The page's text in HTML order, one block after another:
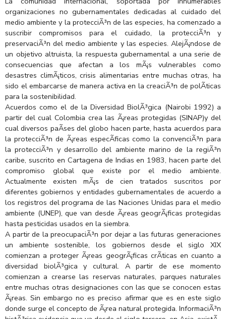
organizaciones no gubernamentales dedicadas al cuidado del
medio ambiente y la protecciÃ³n de las especies, ha comenzado a
suscribir compromisos para el cuidado, la protecciÃ³n y
preservaciÃ³n del medio ambiente y las especies. AlejÃ¡ndose de
un objetivo altruista, la respuesta gubernamental a una serie de
consecuencias que afectan a los mÃ¡s vulnerables como
desastres climÃ¡ticos, crisis alimentarias entre muchas otras, ha
sido el embarcarse de manera activa en la creaciÃ³n de polÃ­ticas
para la sostenibilidad.
Acuerdos como el de la Diversidad BiolÃ³gica (Nairobi 1992) a
partir del cual Colombia crea las Ã¡reas protegidas (SINAP)y del
cual diversos paÃ­ses del globo hacen parte, hasta acuerdos para
la protecciÃ³n de Ã¡reas especÃ­ficas como la convenciÃ³n para
la protecciÃ³n y desarrollo del ambiente marino de la regiÃ³n
caribe, suscrito en Cartagena de Indias en 1983, hacen parte del
compromiso global que existe por el medio ambiente.
Actualmente existen mÃ¡s de cien tratados suscritos por
diferentes gobiernos y entidades gubernamentales de acuerdo a
los registros del programa de las Naciones Unidas para el medio
ambiente (UNEP), que van desde Ã¡reas geogrÃ¡ficas protegidas
hasta pesticidas usados en la siembra.
A partir de la preocupaciÃ³n por dejar a las futuras generaciones
un ambiente sostenible, los gobiernos desde el siglo XIX
comienzan a proteger Ã¡reas geogrÃ¡ficas crÃ­ticas en cuanto a
diversidad biolÃ³gica y cultural. A partir de ese momento
comienzan a crearse las reservas naturales, parques naturales
entre muchas otras designaciones con las que se conocen estas
Ã¡reas. Sin embargo no es preciso afirmar que es en este siglo
donde surge el concepto de Ã¡rea natural protegida. InformaciÃ³n